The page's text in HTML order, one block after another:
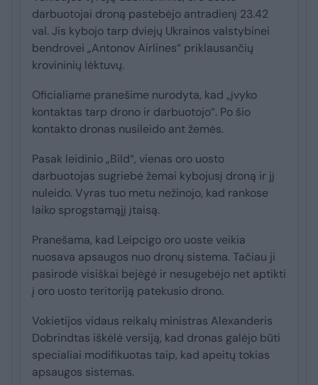
darbuotojai droną pastebėjo antradienį 23.42
val. Jis kybojo tarp dviejų Ukrainos valstybinei
bendrovei „Antonov Airlines“ priklausančių
krovininių lėktuvų.
Oficialiame pranešime nurodyta, kad „įvyko
kontaktas tarp drono ir darbuotojo“. Po šio
kontakto dronas nusileido ant žemės.
Pasak leidinio „Bild“, vienas oro uosto
darbuotojas sugriebė žemai kybojusį droną ir jį
nuleido. Vyras tuo metu nežinojo, kad rankose
laiko sprogstamąjį įtaisą.
Pranešama, kad Leipcigo oro uoste veikia
nuosava apsaugos nuo dronų sistema. Tačiau ji
pasirodė visiškai bejėgė ir nesugebėjo net aptikti
į oro uosto teritoriją patekusio drono.
Vokietijos vidaus reikalų ministras Alexanderis
Dobrindtas iškėlė versiją, kad dronas galėjo būti
specialiai modifikuotas taip, kad apeitų tokias
apsaugos sistemas.